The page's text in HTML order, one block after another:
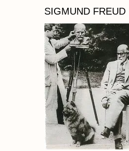
SIGMUND FREUD